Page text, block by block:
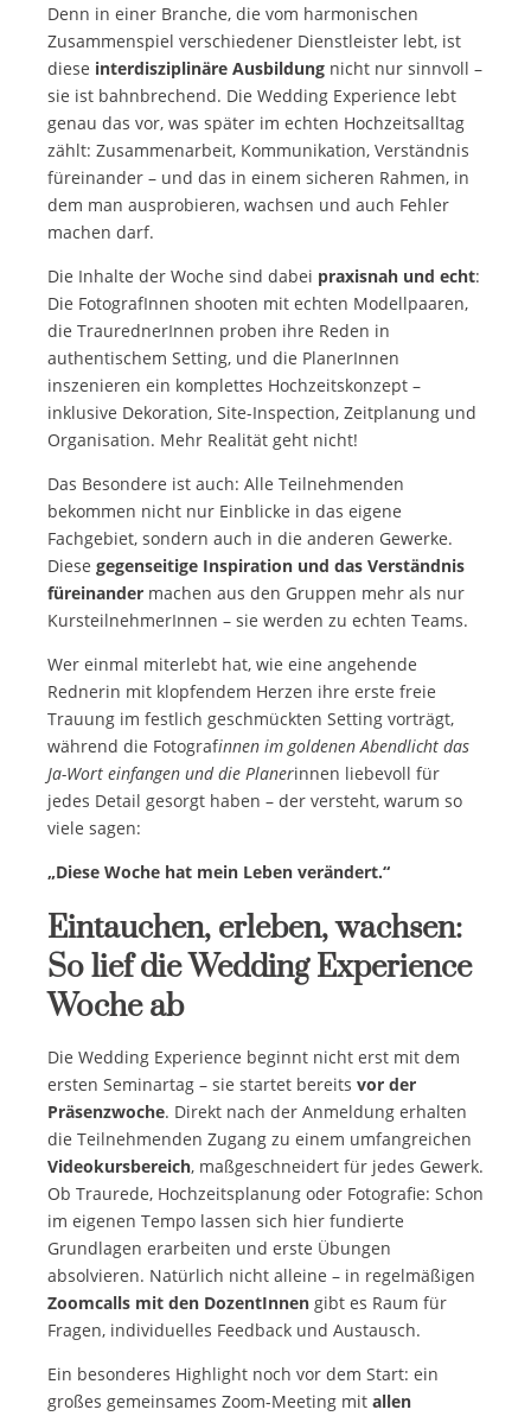
Denn in einer Branche, die vom harmonischen
Zusammenspiel verschiedener Dienstleister lebt, ist
diese interdisziplinäre Ausbildung nicht nur sinnvoll –
sie ist bahnbrechend. Die Wedding Experience lebt
genau das vor, was später im echten Hochzeitsalltag
zählt: Zusammenarbeit, Kommunikation, Verständnis
füreinander – und das in einem sicheren Rahmen, in
dem man ausprobieren, wachsen und auch Fehler
machen darf.
Die Inhalte der Woche sind dabei praxisnah und echt:
Die FotografInnen shooten mit echten Modellpaaren,
die TraurednerInnen proben ihre Reden in
authentischem Setting, und die PlanerInnen
inszenieren ein komplettes Hochzeitskonzept –
inklusive Dekoration, Site-Inspection, Zeitplanung und
Organisation. Mehr Realität geht nicht!
Das Besondere ist auch: Alle Teilnehmenden
bekommen nicht nur Einblicke in das eigene
Fachgebiet, sondern auch in die anderen Gewerke.
Diese gegenseitige Inspiration und das Verständnis
füreinander machen aus den Gruppen mehr als nur
KursteilnehmerInnen – sie werden zu echten Teams.
Wer einmal miterlebt hat, wie eine angehende
Rednerin mit klopfendem Herzen ihre erste freie
Trauung im festlich geschmückten Setting vorträgt,
während die Fotografinnen im goldenen Abendlicht das
Ja-Wort einfangen und die Planerinnen liebevoll für
jedes Detail gesorgt haben – der versteht, warum so
viele sagen:
„Diese Woche hat mein Leben verändert.“
Eintauchen, erleben, wachsen:
So lief die Wedding Experience
Woche ab
Die Wedding Experience beginnt nicht erst mit dem
ersten Seminartag – sie startet bereits vor der
Präsenzwoche. Direkt nach der Anmeldung erhalten
die Teilnehmenden Zugang zu einem umfangreichen
Videokursbereich, maßgeschneidert für jedes Gewerk.
Ob Traurede, Hochzeitsplanung oder Fotografie: Schon
im eigenen Tempo lassen sich hier fundierte
Grundlagen erarbeiten und erste Übungen
absolvieren. Natürlich nicht alleine – in regelmäßigen
Zoomcalls mit den DozentInnen gibt es Raum für
Fragen, individuelles Feedback und Austausch.
Ein besonderes Highlight noch vor dem Start: ein
großes gemeinsames Zoom-Meeting mit allen